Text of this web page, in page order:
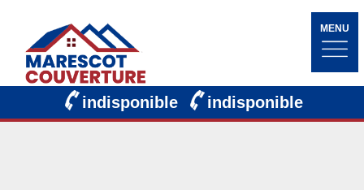
MENU
indisponible indisponible